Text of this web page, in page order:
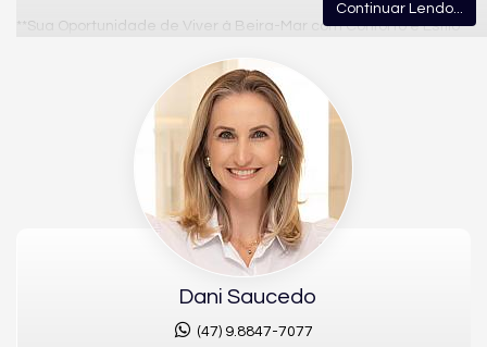
**Sua Oportunidade de Viver à Beira-Mar com Conforto e Estilo**
Bem-vindo ao Condomínio Summer Breeze, um imóvel de alto
padrão localizado na Rua 4450, número 100, em Barra Sul,
Balneário Camboriú. Este apartamento quadra mar oferece a
combinação perfeita de luxo e praticidade, ideal para quem
busca um estilo de vida sofisticado com vistas deslumbrantes e
**Características do Apartamento:**
- **01 Suíte Master + 02 Suítes**: Acomodação luxuosa e
Continuar Lendo...
Dani Saucedo
(47) 9.8847-7077